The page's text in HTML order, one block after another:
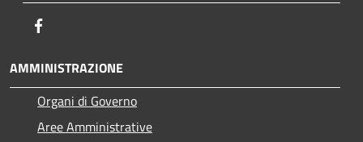
AMMINISTRAZIONE
Organi di Governo
Aree Amministrative